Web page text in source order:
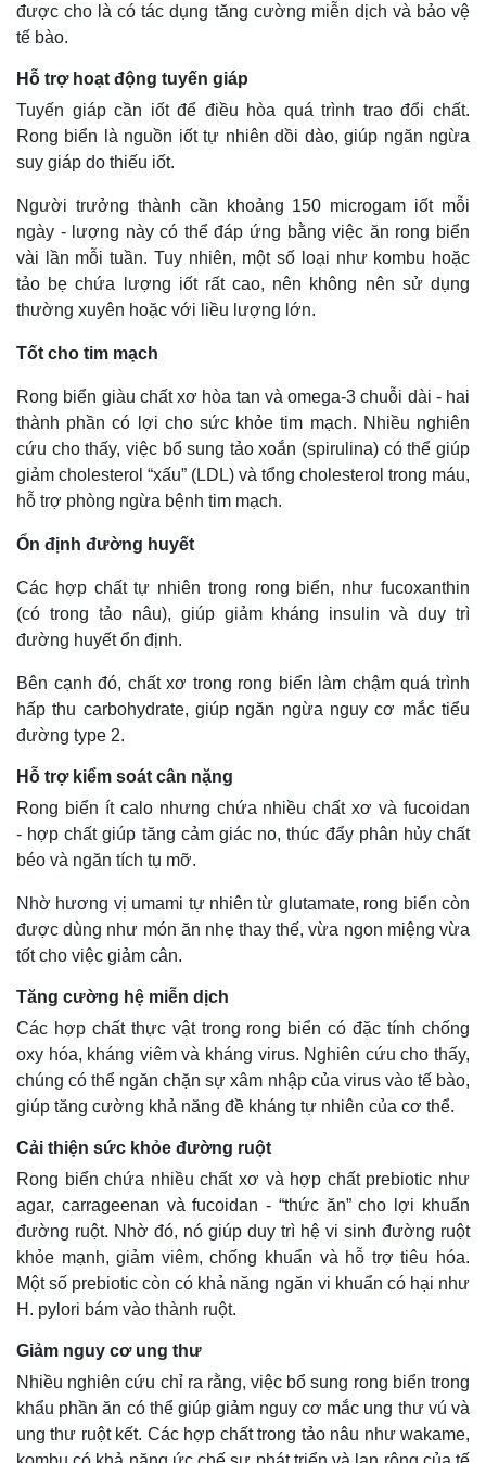
Thế giới
Quan sát
Cuộc sống đó đây
Hồ sơ
Multimedia
Video
Ảnh
E-Magazine
được cho là có tác dụng tăng cường miễn dịch và bảo vệ
tế bào.
Hỗ trợ hoạt động tuyến giáp
Tuyến giáp cần iốt để điều hòa quá trình trao đổi chất.
Rong biển là nguồn iốt tự nhiên dồi dào, giúp ngăn ngừa
suy giáp do thiếu iốt.
Người trưởng thành cần khoảng 150 microgam iốt mỗi
ngày - lượng này có thể đáp ứng bằng việc ăn rong biển
vài lần mỗi tuần. Tuy nhiên, một số loại như kombu hoặc
tảo bẹ chứa lượng iốt rất cao, nên không nên sử dụng
thường xuyên hoặc với liều lượng lớn.
Tốt cho tim mạch
Rong biển giàu chất xơ hòa tan và omega-3 chuỗi dài - hai
thành phần có lợi cho sức khỏe tim mạch. Nhiều nghiên
cứu cho thấy, việc bổ sung tảo xoắn (spirulina) có thể giúp
giảm cholesterol “xấu” (LDL) và tổng cholesterol trong máu,
hỗ trợ phòng ngừa bệnh tim mạch.
Ổn định đường huyết
Các hợp chất tự nhiên trong rong biển, như fucoxanthin
(có trong tảo nâu), giúp giảm kháng insulin và duy trì
đường huyết ổn định.
Bên cạnh đó, chất xơ trong rong biển làm chậm quá trình
hấp thu carbohydrate, giúp ngăn ngừa nguy cơ mắc tiểu
đường type 2.
Hỗ trợ kiểm soát cân nặng
Rong biển ít calo nhưng chứa nhiều chất xơ và fucoidan
- hợp chất giúp tăng cảm giác no, thúc đẩy phân hủy chất
béo và ngăn tích tụ mỡ.
Nhờ hương vị umami tự nhiên từ glutamate, rong biển còn
được dùng như món ăn nhẹ thay thế, vừa ngon miệng vừa
tốt cho việc giảm cân.
Tăng cường hệ miễn dịch
Các hợp chất thực vật trong rong biển có đặc tính chống
oxy hóa, kháng viêm và kháng virus. Nghiên cứu cho thấy,
chúng có thể ngăn chặn sự xâm nhập của virus vào tế bào,
giúp tăng cường khả năng đề kháng tự nhiên của cơ thể.
Cải thiện sức khỏe đường ruột
Rong biển chứa nhiều chất xơ và hợp chất prebiotic như
agar, carrageenan và fucoidan - “thức ăn” cho lợi khuẩn
đường ruột. Nhờ đó, nó giúp duy trì hệ vi sinh đường ruột
khỏe mạnh, giảm viêm, chống khuẩn và hỗ trợ tiêu hóa.
Một số prebiotic còn có khả năng ngăn vi khuẩn có hại như
H. pylori bám vào thành ruột.
Giảm nguy cơ ung thư
Nhiều nghiên cứu chỉ ra rằng, việc bổ sung rong biển trong
khẩu phần ăn có thể giúp giảm nguy cơ mắc ung thư vú và
ung thư ruột kết. Các hợp chất trong tảo nâu như wakame,